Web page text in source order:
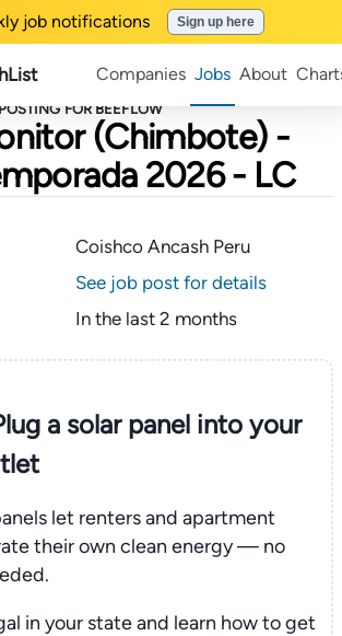
job notifications Sign up here
Companies Jobs About
FOR BEEFLOW
(Chimbote) -
2026 - LC
Coishco Ancash Peru
See job post for details
In the last 2 months
a solar panel into your
let renters and apartment
their own clean energy — no
in your state and learn how to get